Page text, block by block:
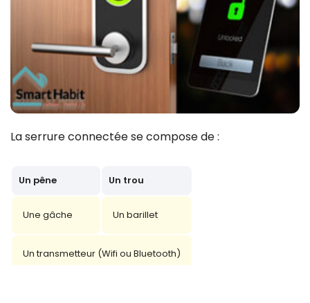
La serrure connectée se compose de :
Un pêne Un trou
Une gâche Un barillet
Un transmetteur (Wifi ou Bluetooth)